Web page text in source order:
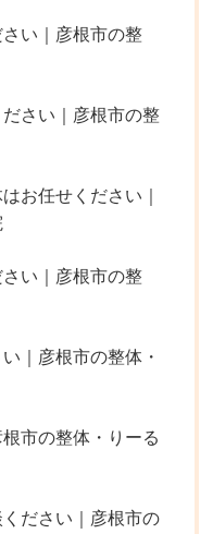
い｜彦根市の整
さい｜彦根市の整
お任せください｜
い｜彦根市の整
｜彦根市の整体・
市の整体・りーる
ださい｜彦根市の